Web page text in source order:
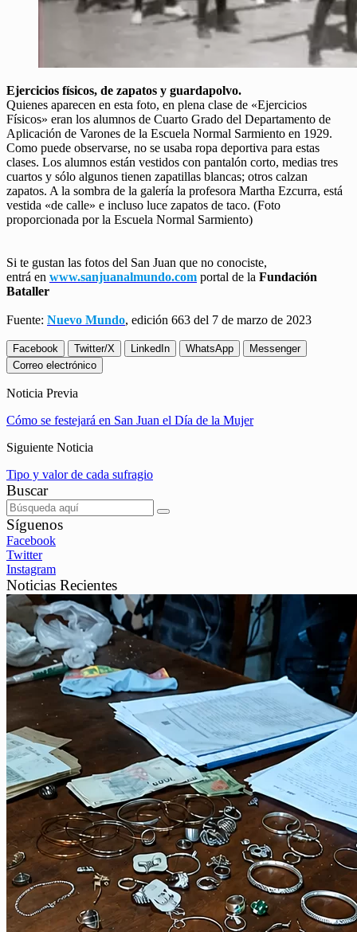
Ejercicios físicos, de zapatos y guardapolvo.
Quienes aparecen en esta foto, en plena clase de «Ejercicios
Físicos» eran los alumnos de Cuarto Grado del Departamento de
Aplicación de Varones de la Escuela Normal Sarmiento en 1929.
Como puede observarse, no se usaba ropa deportiva para estas
clases. Los alumnos están vestidos con pantalón corto, medias tres
cuartos y sólo algunos tienen zapatillas blancas; otros calzan
zapatos. A la sombra de la galería la profesora Martha Ezcurra, está
vestida «de calle» e incluso luce zapatos de taco. (Foto
proporcionada por la Escuela Normal Sarmiento)
Si te gustan las fotos del San Juan que no conociste,
entrá en www.sanjuanalmundo.com portal de la Fundación
Bataller
Fuente: Nuevo Mundo, edición 663 del 7 de marzo de 2023
Facebook Twitter/X LinkedIn WhatsApp
Messenger
Correo electrónico
Noticia Previa
Cómo se festejará en San Juan el Día de la Mujer
Siguiente Noticia
Tipo y valor de cada sufragio
Buscar
Síguenos
Facebook
Twitter
Instagram
Noticias Recientes